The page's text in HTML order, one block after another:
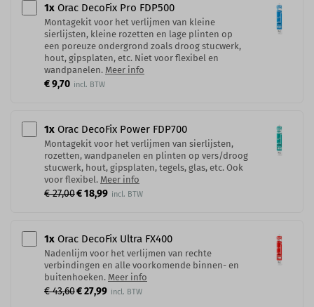
1x Orac DecoFix Pro​ FDP500
Montagekit voor het verlijmen van kleine
sierlijsten, kleine rozetten en lage plinten op
een poreuze ondergrond zoals droog stucwerk,
hout, gipsplaten, etc. Niet voor flexibel en
wandpanelen. Meer info
€ 9,70
1x Orac DecoFix Power​ FDP700
Montagekit voor het verlijmen van sierlijsten,
rozetten, wandpanelen en plinten op vers/droog
stucwerk, hout, gipsplaten, tegels, glas, etc. Ook
voor flexibel. Meer info
€ 27,00€ 18,99
1x Orac DecoFix Ultra FX400
Nadenlijm voor het verlijmen van rechte
verbindingen en alle voorkomende binnen- en
buitenhoeken. Meer info
€ 43,60€ 27,99